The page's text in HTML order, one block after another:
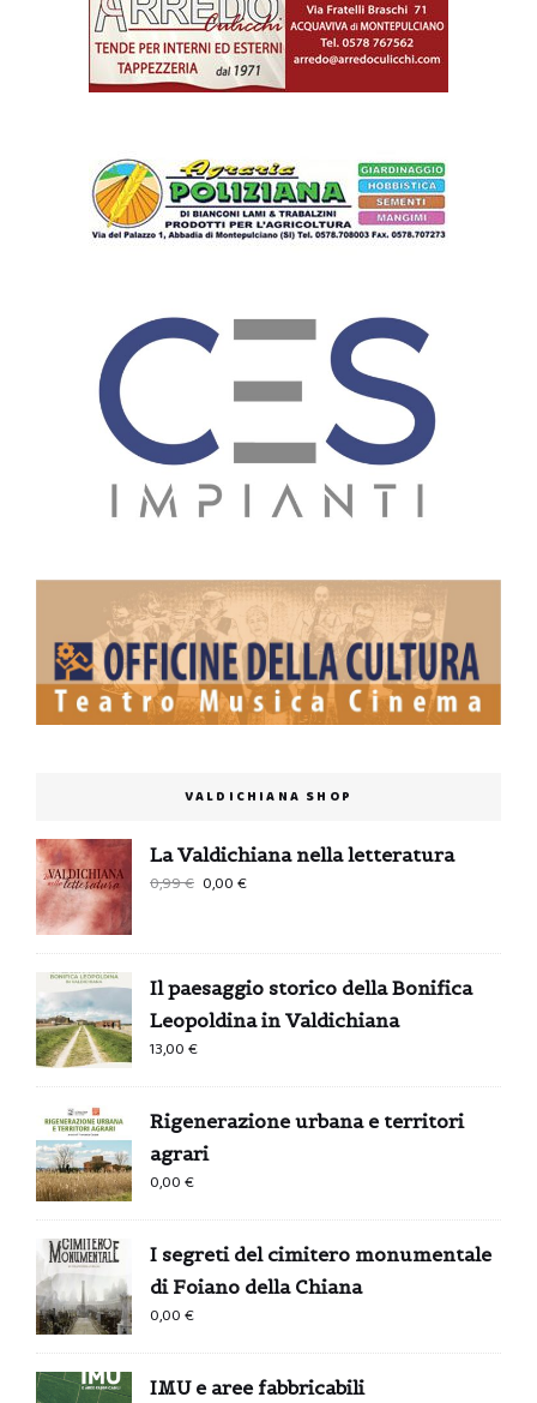
VALDICHIANA SHOP
La Valdichiana nella letteratura
0,99€
era:
0,99 €.
0,00€
è:
0,00 €.
Il paesaggio storico della Bonifica
Leopoldina in Valdichiana
13,00€
Rigenerazione urbana e territori
agrari
0,00€
I segreti del cimitero monumentale
di Foiano della Chiana
0,00€
IMU e aree fabbricabili